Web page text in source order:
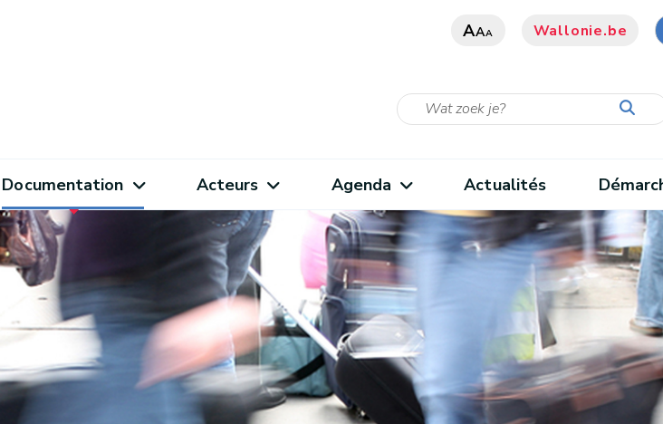
AAA Wallonie.be
Documentation Acteurs Agenda Actualités